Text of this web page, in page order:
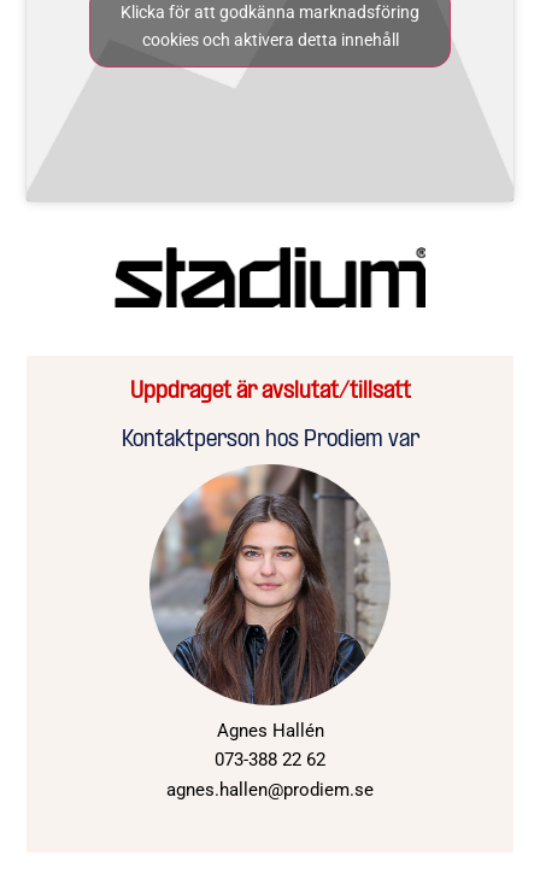
Klicka för att godkänna marknadsföring
cookies och aktivera detta innehåll
Uppdraget är avslutat/tillsatt
Kontaktperson hos Prodiem var
Agnes Hallén
073-388 22 62
agnes.hallen@prodiem.se